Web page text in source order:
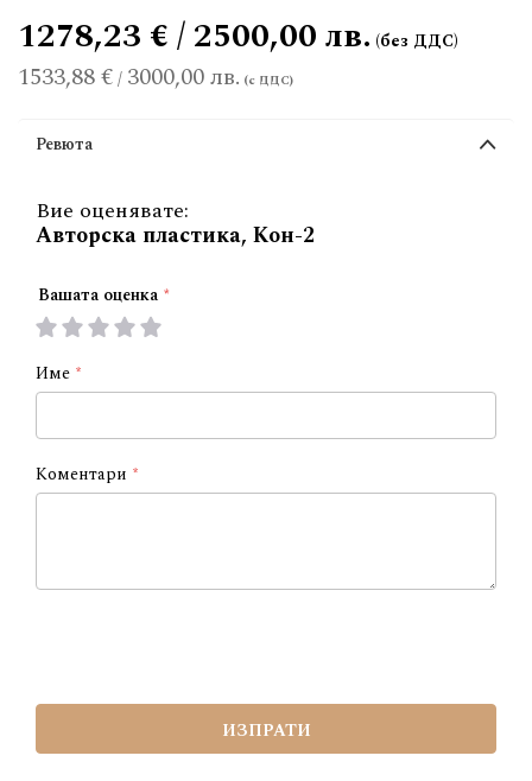
1533,88 €/ 3000,00 лв.
1278,23 € / 2500,00 лв.
Ревюта
Вие оценявате:
Авторска пластика, Кон-2
Вашата оценка
1
2
3
4
Име
Коментари
ИЗПРАТИ